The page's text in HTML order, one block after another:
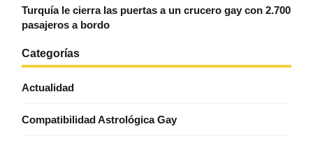
Turquía le cierra las puertas a un crucero gay con 2.700
pasajeros a bordo
Categorías
Actualidad
Compatibilidad Astrológica Gay